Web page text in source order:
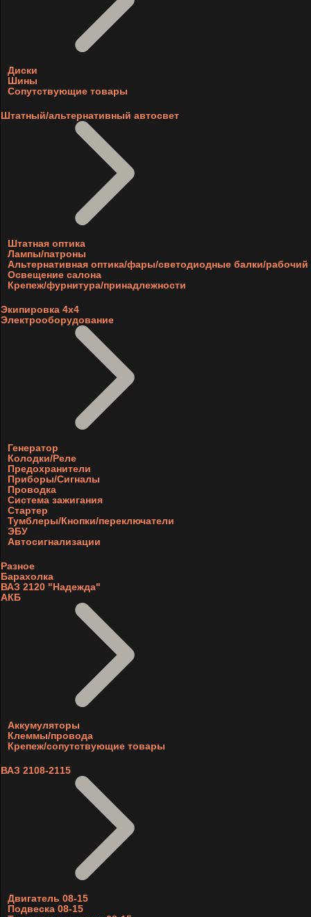
Диски
Шины
Сопутствующие товары
Штатный/альтернативный автосвет
Штатная оптика
Лампы/патроны
Альтернативная оптика/фары/светодиодные балки/рабочий
Освещение салона
Крепеж/фурнитура/принадлежности
Экипировка 4х4
Электрооборудование
Генератор
Колодки/Реле
Предохранители
Приборы/Сигналы
Проводка
Система зажигания
Стартер
Тумблеры/Кнопки/переключатели
ЭБУ
Автосигнализации
Разное
Барахолка
ВАЗ 2120 "Надежда"
АКБ
Аккумуляторы
Клеммы/провода
Крепеж/сопутствующие товары
ВАЗ 2108-2115
Двигатель 08-15
Подвеска 08-15